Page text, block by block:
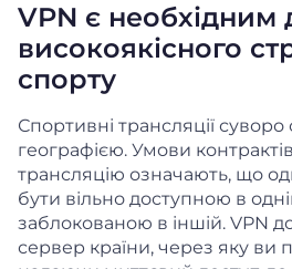
VPN є необхідним
високоякісного
спорту
Спортивні трансляції
географією. Умови
трансляцію означають, що
бути вільно доступною в
заблокованою в іншій. VPN
сервер країни, через яку ви